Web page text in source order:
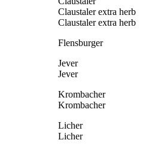
Claustaler extra herb
Claustaler extra herb
Flensburger
Jever
Jever
Krombacher
Krombacher
Licher
Licher